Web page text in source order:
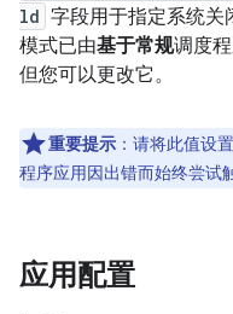
ld 字段用于指定系统关
模式已由基于常规调度
但您可以更改它。
重要提示 ：请将此值设
程序应用因出错而始终尝试
应用配置